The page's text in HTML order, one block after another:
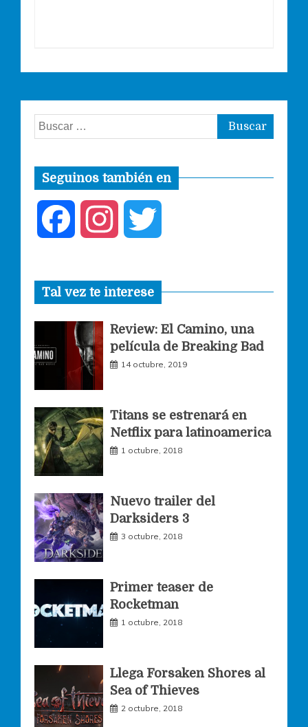
Buscar:
Seguinos también en
c
e
b
o
o
s
t
a
g
m
i
t
t
r
Tal vez te interese
Review: El Camino, una
película de Breaking Bad
14 octubre, 2019
Titans se estrenará en
Netflix para latinoamerica
1 octubre, 2018
Nuevo trailer del
Darksiders 3
3 octubre, 2018
Primer teaser de
Rocketman
1 octubre, 2018
Llega Forsaken Shores al
Sea of Thieves
2 octubre, 2018